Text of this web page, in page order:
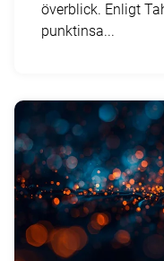
överblick. Enligt
punktinsa...